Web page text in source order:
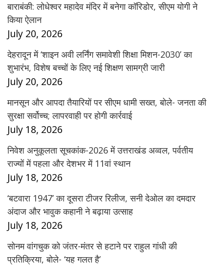
बाराबंकी: लोधेश्वर महादेव मंदिर में बनेगा कॉरिडोर, सीएम योगी ने
किया ऐलान
July 20, 2026
देहरादून में ‘शाइन अवी लर्निंग समावेशी शिक्षा मिशन-2030’ का
शुभारंभ, विशेष बच्चों के लिए नई शिक्षण सामग्री जारी
July 20, 2026
मानसून और आपदा तैयारियों पर सीएम धामी सख्त, बोले- जनता की
सुरक्षा सर्वोच्च; लापरवाही पर होगी कार्रवाई
July 18, 2026
निवेश अनुकूलता सूचकांक-2026 में उत्तराखंड अव्वल, पर्वतीय
राज्यों में पहला और देशभर में 11वां स्थान
July 18, 2026
‘बटवारा 1947’ का दूसरा टीजर रिलीज, सनी देओल का दमदार
अंदाज और भावुक कहानी ने बढ़ाया उत्साह
July 18, 2026
सोनम वांगचुक को जंतर-मंतर से हटाने पर राहुल गांधी की
प्रतिक्रिया, बोले- ‘यह गलत है’